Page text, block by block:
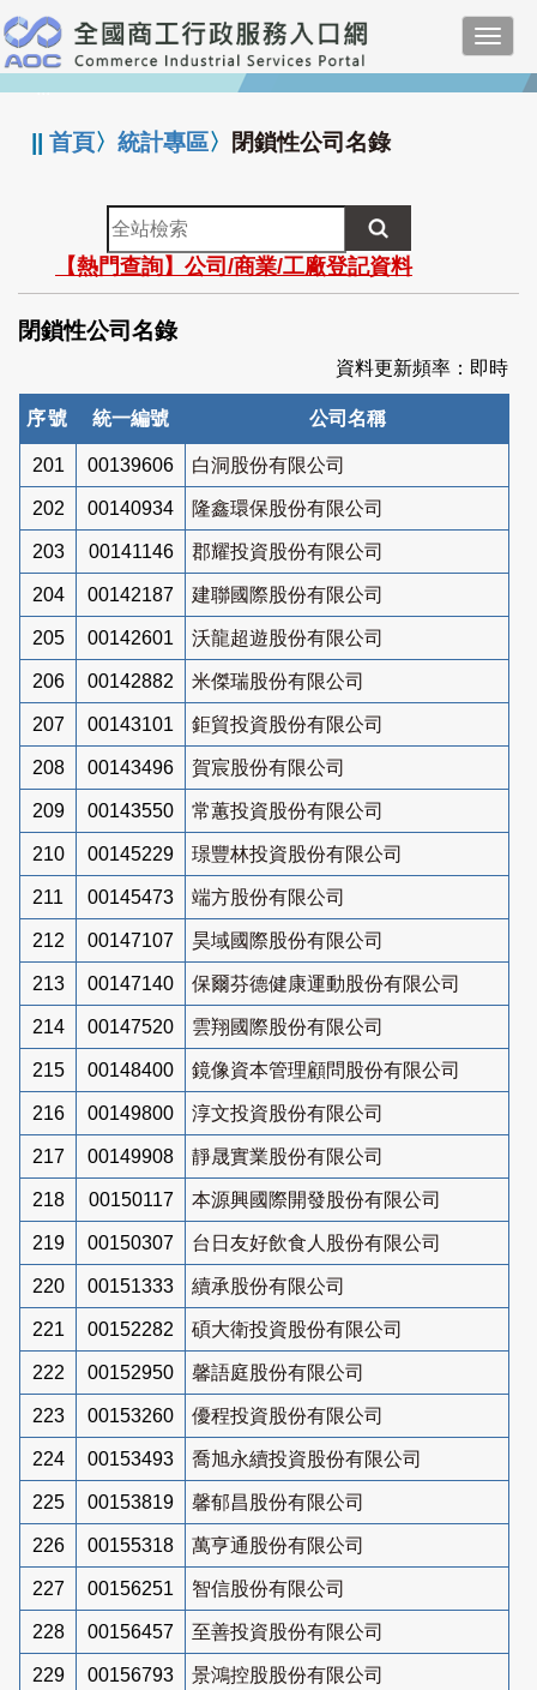
跳
到
主
要
:::
||首頁〉統計專區〉 閉鎖性公司名錄
全
站
檢
索
【熱門查詢】公司/商業/工廠登記資料
閉鎖性公司名錄
資料更新頻率：即時
序號 統一編號 公司名稱
201 00139606 白洞股份有限公司
202 00140934 隆鑫環保股份有限公司
203 00141146 郡耀投資股份有限公司
204 00142187 建聯國際股份有限公司
205 00142601 沃龍超遊股份有限公司
206 00142882 米傑瑞股份有限公司
207 00143101 鉅貿投資股份有限公司
208 00143496 賀宸股份有限公司
209 00143550 常蕙投資股份有限公司
210 00145229 璟豐林投資股份有限公司
211 00145473 端方股份有限公司
212 00147107 昊域國際股份有限公司
213 00147140 保爾芬德健康運動股份有限公司
214 00147520 雲翔國際股份有限公司
215 00148400 鏡像資本管理顧問股份有限公司
216 00149800 淳文投資股份有限公司
217 00149908 靜晟實業股份有限公司
218 00150117 本源興國際開發股份有限公司
219 00150307 台日友好飲食人股份有限公司
220 00151333 續承股份有限公司
221 00152282 碩大衛投資股份有限公司
222 00152950 馨語庭股份有限公司
223 00153260 優程投資股份有限公司
224 00153493 喬旭永續投資股份有限公司
225 00153819 馨郁昌股份有限公司
226 00155318 萬亨通股份有限公司
227 00156251 智信股份有限公司
228 00156457 至善投資股份有限公司
229 00156793 景鴻控股股份有限公司